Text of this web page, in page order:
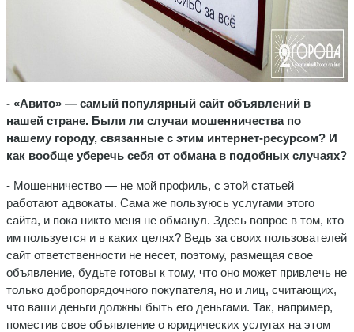
- «Авито» — самый популярный сайт объявлений в
нашей стране. Были ли случаи мошенничества по
нашему городу, связанные с этим интернет-ресурсом? И
как вообще уберечь себя от обмана в подобных случаях?
- Мошенничество — не мой профиль, с этой статьей
работают адвокаты. Сама же пользуюсь услугами этого
сайта, и пока никто меня не обманул. Здесь вопрос в том, кто
им пользуется и в каких целях? Ведь за своих пользователей
сайт ответственности не несет, поэтому, размещая свое
объявление, будьте готовы к тому, что оно может привлечь не
только добропорядочного покупателя, но и лиц, считающих,
что ваши деньги должны быть его деньгами. Так, например,
поместив свое объявление о юридических услугах на этом